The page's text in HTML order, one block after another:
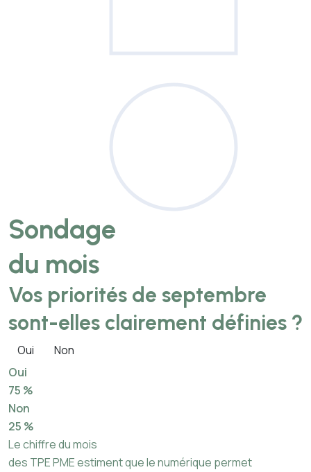
Sondage
du mois
Vos priorités de septembre
sont-elles clairement définies ?
Oui
Non
Oui
75 %
Non
25 %
Le chiffre du mois
des TPE PME estiment que le numérique permet